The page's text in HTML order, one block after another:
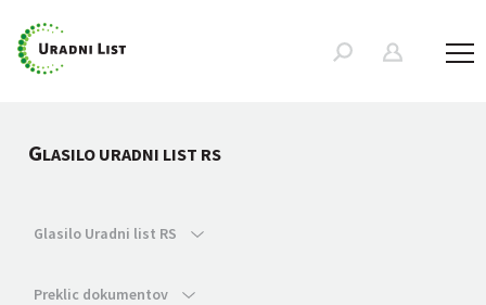
GLASILO URADNI LIST RS
Glasilo Uradni list RS
Preklic dokumentov